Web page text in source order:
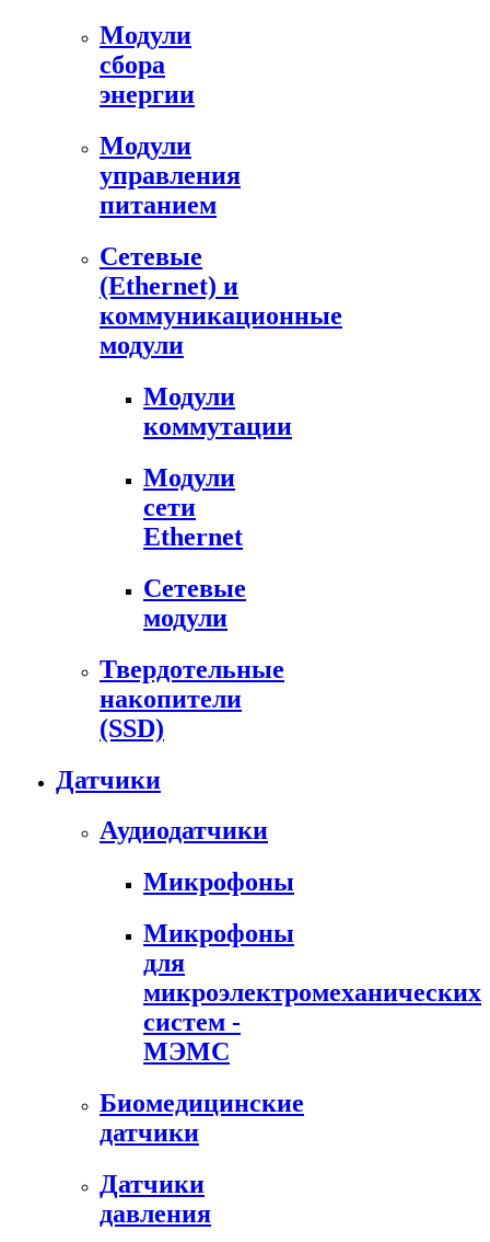
Модули
сбора
энергии
Модули
управления
питанием
Сетевые
(Ethernet) и
коммуникационные
модули
Модули
коммутации
Модули
сети
Ethernet
Сетевые
модули
Твердотельные
накопители
(SSD)
Датчики
Аудиодатчики
Микрофоны
Микрофоны
для
микроэлектромеханических
систем -
МЭМС
Биомедицинские
датчики
Датчики
давления